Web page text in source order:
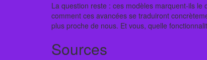
La question reste : ces modèles marquent-ils le
comment ces avancées se traduiront
plus proche de nous. Et vous, quelle
Sources